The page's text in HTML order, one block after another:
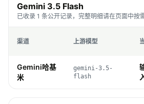
Gemini 3.5 Flash
已收录 1 条公开记录，完整明细请在页面中按
渠道 上游模型
Gemini哈基
米
gemini-3.5-
flash